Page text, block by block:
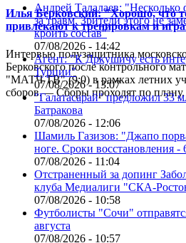
Илья Берковский: "Хорошо, что
привлекают к тренировкам и
Интервью полузащитника
Берковского после контрольного
"МАТЧ ТВ" (9:0) в рамках летних
сборов.— Сборы проходят по плану.
Андрей Талалаев:
за травм. Зрители этого не
кроить состав"
07/08/2026 - 14:42
Агент: "К Дркушичу есть
Турции"
07/08/2026 - 13:07
"Галатасарай" предложил 33
Батракова
07/08/2026 - 12:06
Шамиль Газизов: "Джапо
ноге. Сроки восстановления -
07/08/2026 - 11:04
Отстраненный за допинг
клуба Медиалиги "СКА-
07/08/2026 - 10:58
Футболисты "Сочи"
августа
07/08/2026 - 10:57